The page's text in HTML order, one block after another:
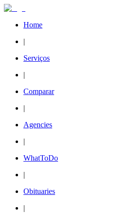
Home
|
Serviços
|
Comparar
|
Agencies
|
WhatToDo
|
Obituaries
|